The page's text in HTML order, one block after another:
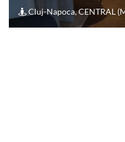
Cluj-Napoca, CENTRAL